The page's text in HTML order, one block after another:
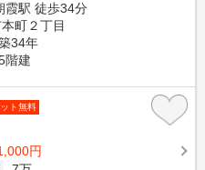
霞駅 徒歩34分
町２丁目
34年
階建
ト無料
円